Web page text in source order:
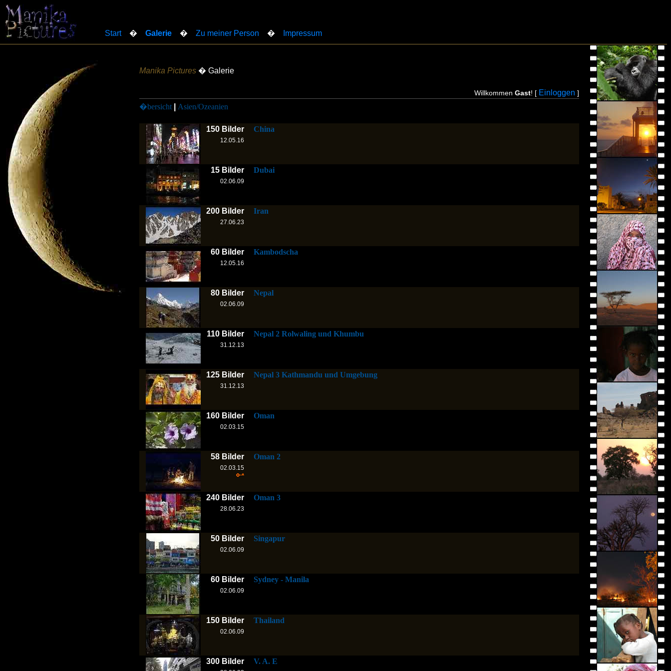
Start� Galerie � Zu meiner Person � Impressum
Manika Pictures � Galerie
Willkommen Gast! [ Einloggen ]
�bersicht Asien/Ozeanien
150 Bilder
12.05.16
China
15 Bilder
02.06.09
Dubai
200 Bilder
27.06.23
Iran
60 Bilder
12.05.16
Kambodscha
80 Bilder
02.06.09
Nepal
110 Bilder
31.12.13
Nepal 2 Rolwaling und Khumbu
125 Bilder
31.12.13
Nepal 3 Kathmandu und Umgebung
160 Bilder
02.03.15
Oman
58 Bilder
02.03.15
Oman 2
240 Bilder
28.06.23
Oman 3
50 Bilder
02.06.09
Singapur
60 Bilder
02.06.09
Sydney - Manila
150 Bilder
02.06.09
Thailand
300 Bilder V. A. E